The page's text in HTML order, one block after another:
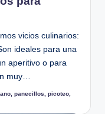
vicios culinarios:
ideales para una
aperitivo o para
muy…
, panecillos, picoteo,